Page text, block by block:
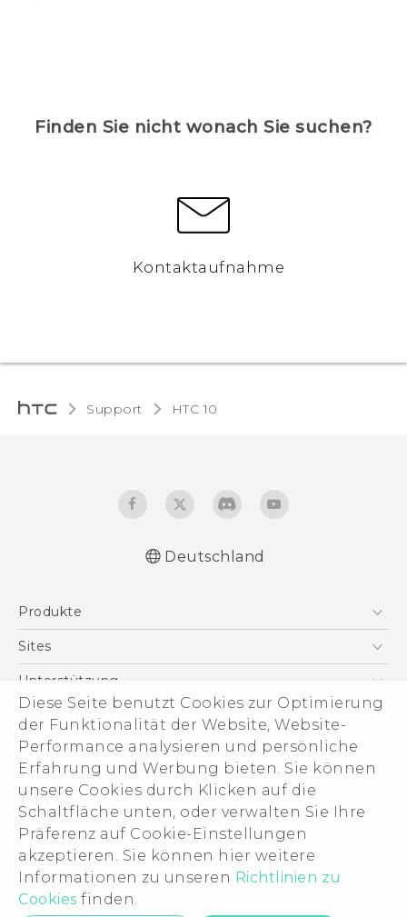
Diese Seite benutzt Cookies zur Optimierung
der Funktionalität der Website, Website-
Performance analysieren und persönliche
Erfahrung und Werbung bieten. Sie können
unsere Cookies durch Klicken auf die
Schaltfläche unten, oder verwalten Sie Ihre
Präferenz auf Cookie-Einstellungen
akzeptieren. Sie können hier weitere
Informationen zu unseren Richtlinien zu
Cookies finden.
Finden Sie nicht wonach Sie suchen?
Kontaktaufnahme
Support HTC 10‎
behördliche Bestimmungen
English - Quick start guide
English - User manual
English - Safety and regulatory guide
Deutschland
Produkte
Smartphones
VIVE
Zubehör
Sites
HTC Dev
HTC Vive
Unterstützung
Unterstützung
eCommerce Support
Über HTC
ESG
Impressum
Investor
Cookie Preferences
Offene Stellen
Security and Privacy Whitepaper
© 2011-2026 HTC Corporation
Legal Terms